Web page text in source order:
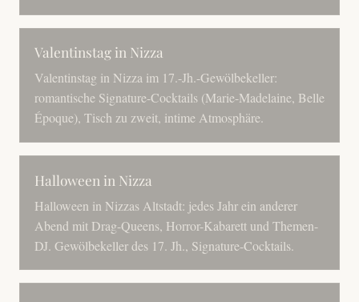
Valentinstag in Nizza
Valentinstag in Nizza im 17.-Jh.-Gewölbekeller:
romantische Signature-Cocktails (Marie-Madelaine, Belle
Époque), Tisch zu zweit, intime Atmosphäre.
Halloween in Nizza
Halloween in Nizzas Altstadt: jedes Jahr ein anderer
Abend mit Drag-Queens, Horror-Kabarett und Themen-
DJ. Gewölbekeller des 17. Jh., Signature-Cocktails.